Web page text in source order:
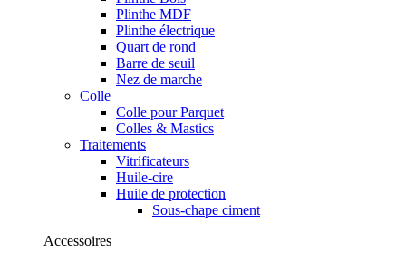
Plinthe MDF
Plinthe électrique
Quart de rond
Barre de seuil
Nez de marche
Colle
Colle pour Parquet
Colles & Mastics
Traitements
Vitrificateurs
Huile-cire
Huile de protection
Sous-chape ciment
Accessoires